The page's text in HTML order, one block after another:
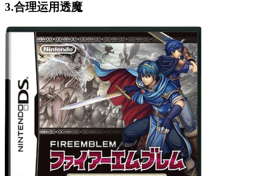
3.合理运用透魔